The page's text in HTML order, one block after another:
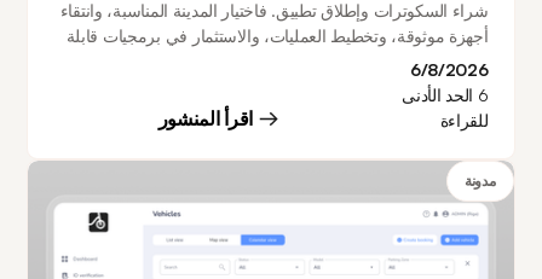
شراء السكوترات وإطلاق تطبيق. فاختيار المدينة المناسبة، وانتقاء
أجهزة موثوقة، وتخطيط العمليات، والاستثمار في برمجيات قابلة
للتوسع، كلها عوامل تلعب دوراً محورياً في بناء مشروع ناجح في
مجال التنقل. يرشدك هذا الدليل عبر كل مرحلة من مراحل
العملية، بدءاً من أبحاث السوق واختيار نموذج العمل، وصولاً إلى
إدارة الأسطول، واكتساب العملاء، وكيفية تمكن المشغلين من
الانطلاق في غضون 20 يوماً فقط.
6/8/2026
6 الحد الأدنى
للقراءة
اقرأ المنشور
مدونة